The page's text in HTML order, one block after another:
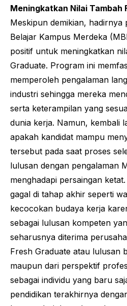
Meningkatkan Nilai Tambah
Meskipun demikian,
Belajar Kampus Merdeka
positif untuk meningkatkan
Graduate. Program ini
memperoleh pengalaman
industri sehingga mereka
serta keterampilan yang
dunia kerja. Namun, kembali
apakah kandidat mampu
tersebut pada saat proses
lulusan dengan pengalaman
menghadapi persaingan
gagal di tahap akhir seperti
kecocokan budaya kerja
sebagai lulusan kompeten
seharusnya diterima
Fresh Graduate atau lulusan
maupun dari perspektif
sebagai individu yang baru
pendidikan terakhirnya